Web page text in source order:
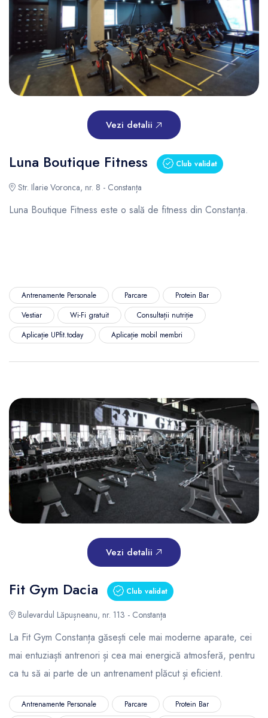
Vezi detalii
Luna Boutique Fitness Club validat
Str. Ilarie Voronca, nr. 8 - Constanța
Luna Boutique Fitness este o sală de fitness din Constanța.
Antrenamente Personale Parcare
Protein Bar
Vestiar
Wi-Fi gratuit
Consultații nutriție
Aplicație UPfit.today
Aplicație mobil membri
Vezi detalii
Fit Gym Dacia Club validat
Bulevardul Lăpușneanu, nr. 113 - Constanța
La Fit Gym Constanța găsești cele mai moderne aparate, cei
mai entuziaști antrenori și cea mai energică atmosferă, pentru
ca tu să ai parte de un antrenament plăcut și eficient.
Antrenamente Personale Parcare
Protein Bar